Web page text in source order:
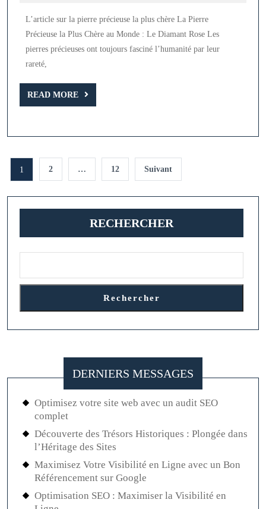
la
Plus
au
Monde
Le
Rose
L’article sur la pierre précieuse la plus chère La Pierre
Précieuse la Plus Chère au Monde : Le Diamant Rose Les
pierres précieuses ont toujours fasciné l’humanité par leur
rareté,
READ MORE
READ
MORE
Pagination
des
publications
1 2 … 12 Suivant
RECHERCHER
Rechercher
DERNIERS MESSAGES
Optimisez votre site web avec un audit SEO
complet
Découverte des Trésors Historiques : Plongée dans
l’Héritage des Sites
Maximisez Votre Visibilité en Ligne avec un Bon
Référencement sur Google
Optimisation SEO : Maximiser la Visibilité en